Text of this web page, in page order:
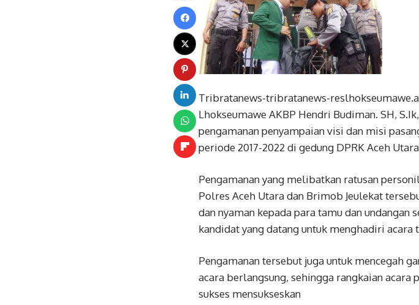
Tribratanews-tribratanews-
Lhokseumawe AKBP Hendri Budiman. SH,
pengamanan penyampaian visi dan misi
periode 2017-2022 di gedung DPRK Aceh
Pengamanan yang melibatkan ratusan
Polres Aceh Utara dan Brimob Jeulekat
dan nyaman kepada para tamu dan
kandidat yang datang untuk menghadiri acara
Pengamanan tersebut juga untuk mencegah
acara berlangsung, sehingga rangkaian
sukses mensukseskan